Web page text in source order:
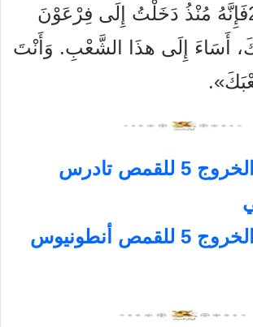
أَرْسَلْتَنِي؟ 23فَإِنَّهُ مُنْذُ دَخَلْتُ إِلَى فِرْعَوْنَ
أَسَاءَ إِلَى هذَا الشَّعْبِ. وَأَنْتَ
تفسير سفر الخروج 5 للقمص تادرس
تفسير سفر الخروج 5 للقمص أنطونيوس